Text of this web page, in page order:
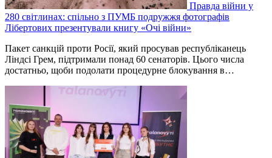
Правда війни у
280 світлинах: спільно з ПУМБ подружжя фотографів
Лібертових презентували книгу «Очі війни»
Пакет санкцій проти Росії, який просував республіканець
Ліндсі Грем, підтримали понад 60 сенаторів. Цього числа
достатньо, щоби подолати процедурне блокування в…